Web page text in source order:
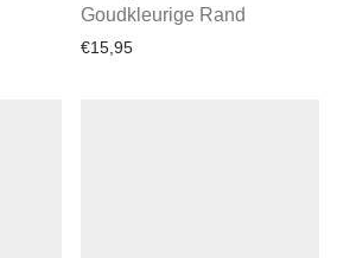
Goudkleurige Rand
€15,95